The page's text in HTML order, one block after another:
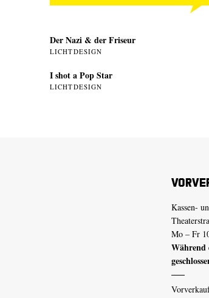
Der Nazi & der Friseur
LICHTDESIGN
I shot a Pop Star
LICHTDESIGN
Kassen-
Mo – Fr
Während